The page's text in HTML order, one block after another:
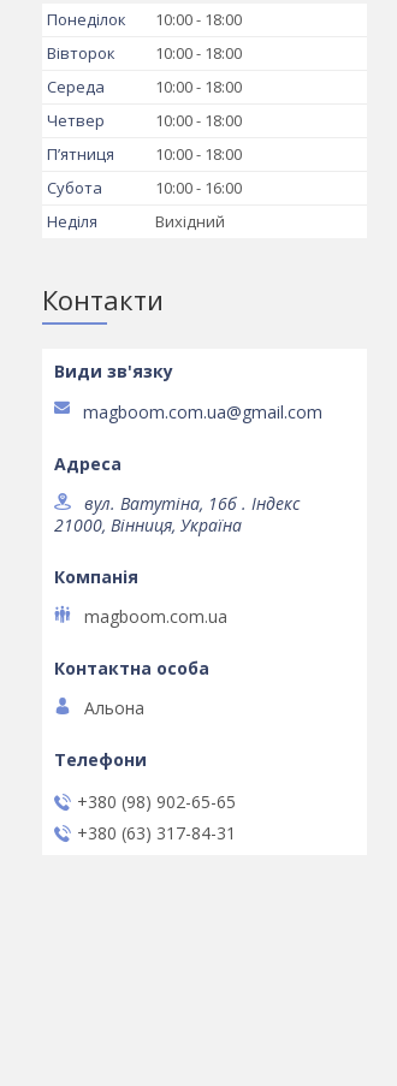
Понеділок 10:00
18:00
Вівторок
10:00
18:00
Середа
10:00
18:00
Четвер
10:00
18:00
Пʼятниця
10:00
18:00
Субота
10:00
16:00
Неділя
Вихідний
Контакти
magboom.com.ua@gmail.com
вул. Ватутіна, 16б . Індекс
21000, Вінниця, Україна
magboom.com.ua
Альона
+380 (98) 902-65-65
+380 (63) 317-84-31